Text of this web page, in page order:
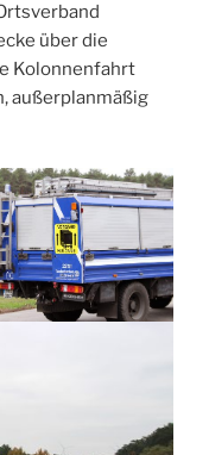
über die
Kolonnenfahrt
außerplanmäßig